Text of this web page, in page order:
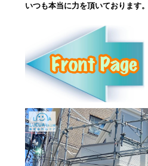
いつも本当に力を頂いております